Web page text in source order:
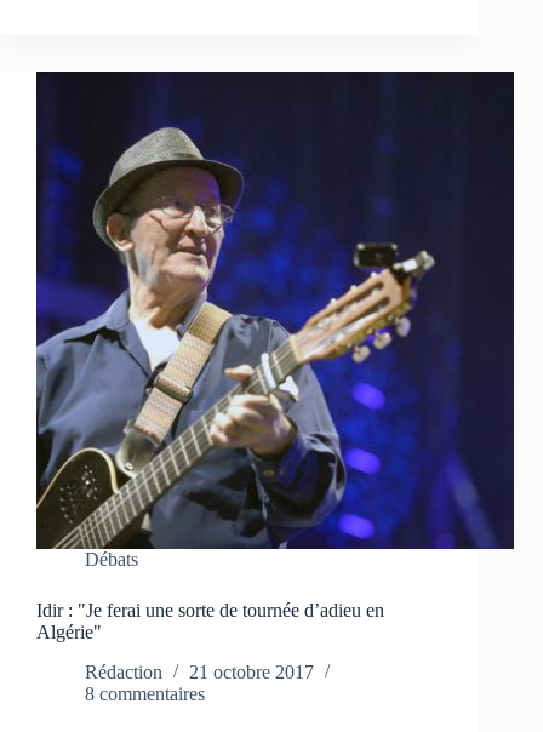
Débats
Idir : "Je ferai une sorte de tournée d’adieu en
Algérie"
Rédaction
21 octobre 2017
8 commentaires